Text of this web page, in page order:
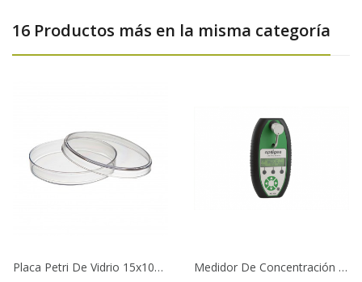
16 Productos más en la misma categoría
Placa Petri De Vidrio 15x100MM Medidor De Concentración De Clorofila MC-100